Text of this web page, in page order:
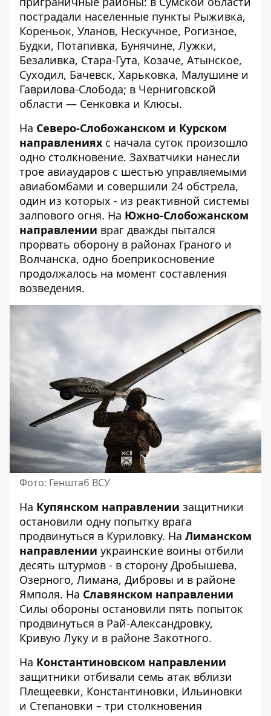
пострадали населенные пункты Рыживка,
Кореньок, Уланов, Нескучное, Рогизное,
Будки, Потапивка, Бунячине, Лужки,
Безаливка, Стара-Гута, Козаче, Атынское,
Суходил, Бачевск, Харьковка, Малушине и
Гаврилова-Слобода; в Черниговской
области — Сенковка и Клюсы.
На Северо-Слобожанском и Курском
направлениях с начала суток произошло
одно столкновение. Захватчики нанесли
трое авиаударов с шестью управляемыми
авиабомбами и совершили 24 обстрела,
один из которых - из реактивной системы
залпового огня. На Южно-Слобожанском
направлении враг дважды пытался
прорвать оборону в районах Граного и
Волчанска, одно боеприкосновение
продолжалось на момент составления
возведения.
Фото: Генштаб ВСУ
На Купянском направлении защитники
остановили одну попытку врага
продвинуться в Куриловку. На Лиманском
направлении украинские воины отбили
десять штурмов - в сторону Дробышева,
Озерного, Лимана, Дибровы и в районе
Ямполя. На Славянском направлении
Силы обороны остановили пять попыток
продвинуться в Рай-Александровку,
Кривую Луку и в районе Закотного.
На Константиновском направлении
защитники отбивали семь атак вблизи
Плещеевки, Константиновки, Ильиновки
и Степановки – три столкновения